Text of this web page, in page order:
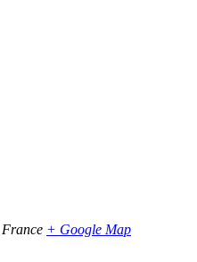
France + Google Map